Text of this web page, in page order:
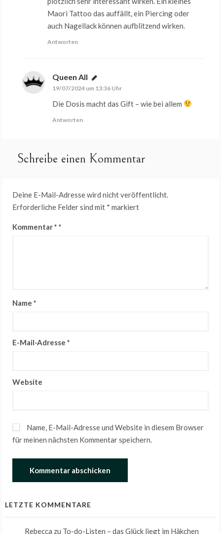
Maori Tattoo das auffällt, ein Piercing oder
auch Nagellack können aufblitzend wirken.
Antworten
Queen All sagt:
19/07/2024 um 13:36 Uhr
Die Dosis macht das Gift – wie bei allem
Antworten
Schreibe einen Kommentar
Deine E-Mail-Adresse wird nicht veröffentlicht.
Erforderliche Felder sind mit * markiert
Kommentar*
Name *
E-Mail-Adresse *
Website
Name, E-Mail-Adresse und Website in diesem Browser
für meinen nächsten Kommentar speichern.
LETZTE KOMMENTARE
Rebecca zu To-do-Listen – das Glück liegt im Häkchen